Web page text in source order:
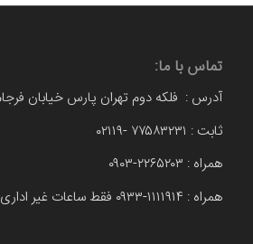
تماس با ما:
آدرس : فلکه دوم تهران پارس خیابان فرجام
ثابت : ۷۷۵۸۳۲۳۱ -۰۲۱۱۹
همراه : ۲۲۶۵۲۰۳-۰۹۰۳
همراه : ۱۱۱۱۹۱۴-۰۹۳۳ فقط ساعات غیر اداری